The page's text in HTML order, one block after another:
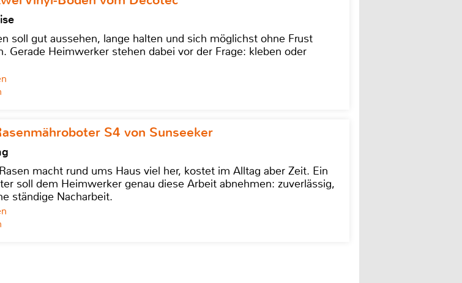
soll gut aussehen, lange halten und sich möglichst ohne Frust
Gerade Heimwerker stehen dabei vor der Frage: kleben oder
S4 von Sunseeker
macht rund ums Haus viel her, kostet im Alltag aber Zeit. Ein
soll dem Heimwerker genau diese Arbeit abnehmen: zuverlässig,
ständige Nacharbeit.